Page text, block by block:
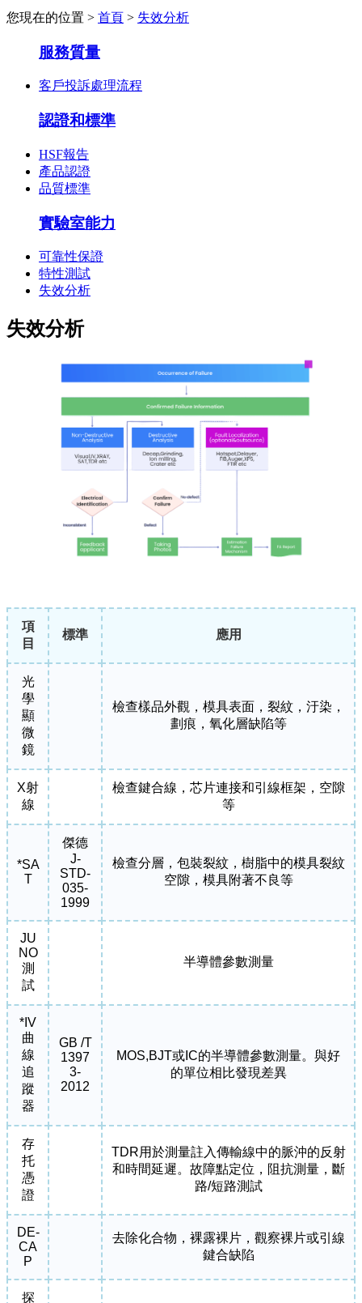
您現在的位置 > 首頁 > 失效分析
服務質量
客戶投訴處理流程
認證和標準
HSF報告
產品認證
品質標準
實驗室能力
可靠性保證
特性測試
失效分析
失效分析
項
目
標準 應用
光
學
顯
微
鏡
檢查樣品外觀，模具表面，裂紋，汙染，
劃痕，氧化層缺陷等
X射
線
檢查鍵合線，芯片連接和引線框架，空隙
等
*SA
T
傑德
J-
STD-
035-
1999
檢查分層，包裝裂紋，樹脂中的模具裂紋
空隙，模具附著不良等
JU
NO
測
試
半導體參數測量
*IV
曲
線
追
蹤
器
GB /T
1397
3-
2012
MOS,BJT或IC的半導體參數測量。與好
的單位相比發現差異
存
托
憑
證
TDR用於測量註入傳輸線中的脈沖的反射
和時間延遲。故障點定位，阻抗測量，斷
路/短路測試
DE-
CA
P
去除化合物，裸露裸片，觀察裸片或引線
鍵合缺陷
探